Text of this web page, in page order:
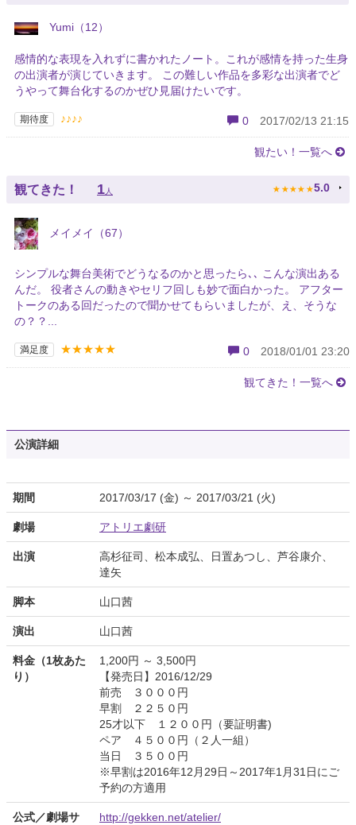
Yumi（12）
感情的な表現を入れずに書かれたノート。これが感情を持った生身
の出演者が演じていきます。 この難しい作品を多彩な出演者でど
うやって舞台化するのかぜひ見届けたいです。
期待度 ♪♪♪♪ 0 2017/02/13 21:15
観たい！一覧へ
観てきた！ 1 人 ★ ★ ★ ★ ★ 5.0
メイメイ（67）
シンプルな舞台美術でどうなるのかと思ったら､､ こんな演出ある
んだ。 役者さんの動きやセリフ回しも妙で面白かった。 アフター
トークのある回だったので聞かせてもらいましたが、え、そうな
の？？...
満足度 ★★★★★ 0 2018/01/01 23:20
観てきた！一覧へ
公演詳細
期間 2017/03/17 (金) ～ 2017/03/21 (火)
劇場 アトリエ劇研
出演
高杉征司、松本成弘、日置あつし、芦谷康介、
達矢
脚本 山口茜
演出 山口茜
料金（1枚あた
り）
1,200円 ～ 3,500円
【発売日】2016/12/29
前売 ３０００円
早割 ２２５０円
25才以下 １２００円（要証明書)
ペア ４５００円（２人一組）
当日 ３５００円
※早割は2016年12月29日～2017年1月31日にご
予約の方適用
公式／劇場サ http://gekken.net/atelier/